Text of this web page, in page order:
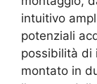
intuitivo
potenziali
possibilità di
montato in